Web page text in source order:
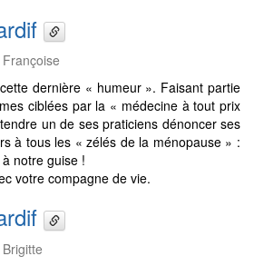
dernière « humeur ». Faisant partie
ciblées par la « médecine à tout prix
un de ses praticiens dénoncer ses
à tous les « zélés de la ménopause » :
notre guise !
votre compagne de vie.